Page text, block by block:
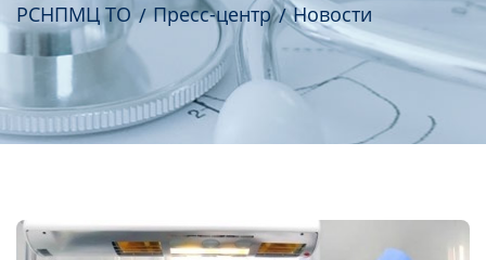
РСНПМЦ ТО Пресс-центр Новости